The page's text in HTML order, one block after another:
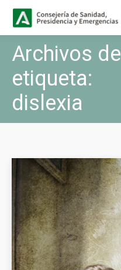
Archivos de
etiqueta:
dislexia